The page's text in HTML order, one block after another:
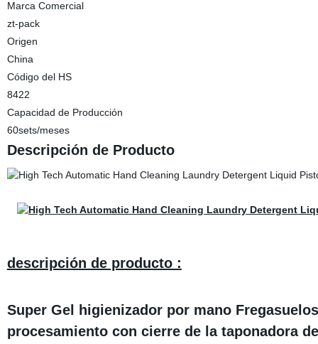
Marca Comercial
zt-pack
Origen
China
Código del HS
8422
Capacidad de Producción
60sets/meses
Descripción de Producto
descripción de producto :
Super Gel higienizador por mano
procesamiento con cierre de la taponadora